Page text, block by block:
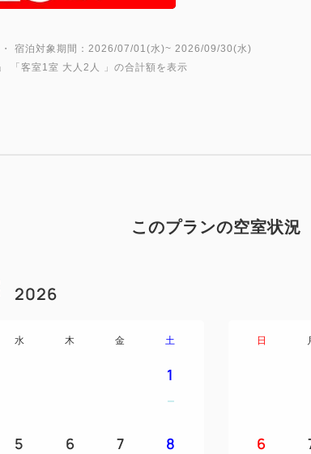
※6〜12歳の小
※ツインルーム
★全面リニュー
イポイント券
宿泊対象期間：2026/07/01(水)~ 2026/09/30(水)
」 「 客室1室 大人2人
」の合計額を表示
このプランの空室状況
2026
水 木 金 土
1
5 6 7 8
日
6